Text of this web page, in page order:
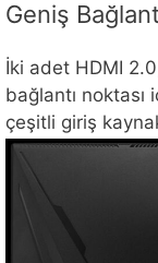
Geniş
İki adet HDMI
bağlantı noktası
çeşitli giriş